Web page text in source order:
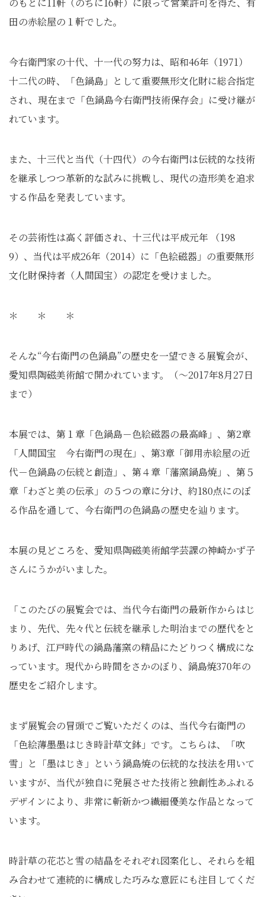
田の赤絵屋の１軒でした。
今右衛門家の十代、十一代の努力は、昭和46年（1971）
十二代の時、「色鍋島」として重要無形文化財に総合指定
され、現在まで「色鍋島今右衛門技術保存会」に受け継が
れています。
また、十三代と当代（十四代）の今右衛門は伝統的な技術
を継承しつつ革新的な試みに挑戦し、現代の造形美を追求
する作品を発表しています。
その芸術性は高く評価され、十三代は平成元年 （198
9）、当代は平成26年（2014）に「色絵磁器」の重要無形
文化財保持者（人間国宝）の認定を受けました。
＊ ＊ ＊
そんな“今右衛門の色鍋島”の歴史を一望できる展覧会が、
愛知県陶磁美術館で開かれています。（～2017年8月27日
まで）
本展では、第１章「色鍋島－色絵磁器の最高峰」、第2章
「人間国宝 今右衛門の現在」、第3章「御用赤絵屋の近
代－色鍋島の伝統と創造」、第４章「藩窯鍋島焼」、第５
章「わざと美の伝承」の５つの章に分け、約180点にのぼ
る作品を通して、今右衛門の色鍋島の歴史を辿ります。
本展の見どころを、愛知県陶磁美術館学芸課の神崎かず子
さんにうかがいました。
「このたびの展覧会では、当代今右衛門の最新作からはじ
まり、先代、先々代と伝統を継承した明治までの歴代をと
りあげ、江戸時代の鍋島藩窯の精品にたどりつく構成にな
っています。現代から時間をさかのぼり、鍋島焼370年の
歴史をご紹介します。
まず展覧会の冒頭でご覧いただくのは、当代今右衛門の
「色絵薄墨墨はじき時計草文鉢」です。こちらは、「吹
雪」と「墨はじき」という鍋島焼の伝統的な技法を用いて
いますが、当代が独自に発展させた技術と独創性あふれる
デザインにより、非常に斬新かつ繊細優美な作品となって
います。
時計草の花芯と雪の結晶をそれぞれ図案化し、それらを組
み合わせて連続的に構成した巧みな意匠にも注目してくだ